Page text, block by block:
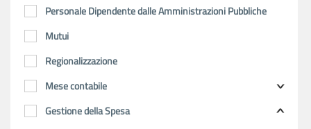
Personale Dipendente dalle Amministrazioni Pubbliche
Mutui
Regionalizzazione
Mese contabile
Gestione della Spesa